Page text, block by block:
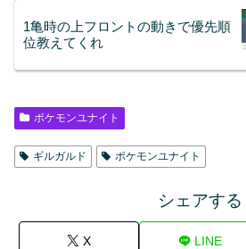
1亀時の上フロントの動きで優先順
位教えてくれ
ポケモンユナイト
ギルガルド ポケモンユナイト
シェアする
X LINE